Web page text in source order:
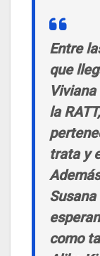
Entre
que
la
trata y
como